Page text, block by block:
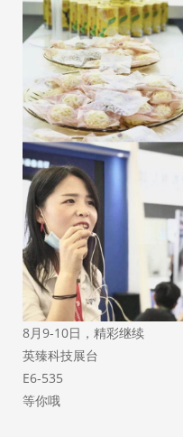
8月9-10日，精彩继续
英臻科技展台
E6-535
等你哦